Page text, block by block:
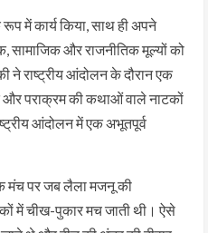
में कार्य किया, साथ ही अपने
सामाजिक और राजनीतिक मूल्यों को
ने राष्ट्रीय आंदोलन के दौरान एक
और पराक्रम की कथाओं वाले नाटकों
आंदोलन में एक अभूतपूर्व
मंच पर जब लैला मजनू की
में चीख-पुकार मच जाती थी। ऐसे